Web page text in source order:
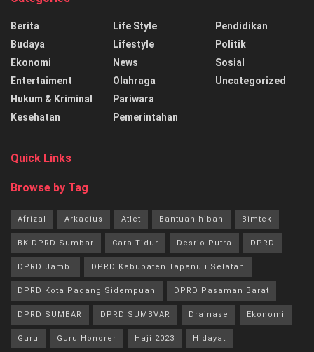
Berita
Budaya
Ekonomi
Entertaiment
Hukum & Kriminal
Kesehatan
Life Style
Lifestyle
News
Olahraga
Pariwara
Pemerintahan
Pendidikan
Politik
Sosial
Uncategorized
Quick Links
Browse by Tag
Afrizal Arkadius Atlet Bantuan hibah Bimtek
BK DPRD Sumbar Cara Tidur Desrio Putra DPRD
DPRD Jambi DPRD Kabupaten Tapanuli Selatan
DPRD Kota Padang Sidempuan DPRD Pasaman Barat
DPRD SUMBAR DPRD SUMBVAR Drainase Ekonomi
Guru Guru Honorer Haji 2023 Hidayat